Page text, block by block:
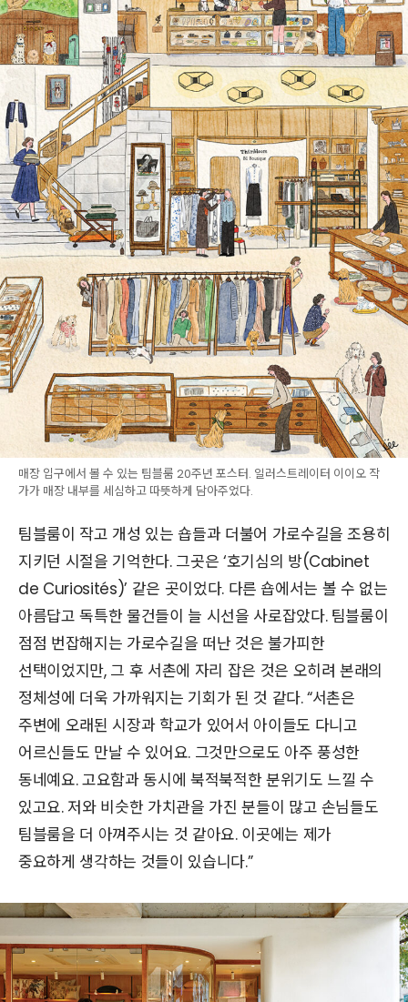
매장 입구에서 볼 수 있는 팀블룸 20주년 포스터. 일러스트레이터 이이오 작
가가 매장 내부를 세심하고 따뜻하게 담아주었다.
팀블룸이 작고 개성 있는 숍들과 더불어 가로수길을 조용히
지키던 시절을 기억한다. 그곳은 ‘호기심의 방(Cabinet
de Curiosités)’ 같은 곳이었다. 다른 숍에서는 볼 수 없는
아름답고 독특한 물건들이 늘 시선을 사로잡았다. 팀블룸이
점점 번잡해지는 가로수길을 떠난 것은 불가피한
선택이었지만, 그 후 서촌에 자리 잡은 것은 오히려 본래의
정체성에 더욱 가까워지는 기회가 된 것 같다. “서촌은
주변에 오래된 시장과 학교가 있어서 아이들도 다니고
어르신들도 만날 수 있어요. 그것만으로도 아주 풍성한
동네예요. 고요함과 동시에 북적북적한 분위기도 느낄 수
있고요. 저와 비슷한 가치관을 가진 분들이 많고 손님들도
팀블룸을 더 아껴주시는 것 같아요. 이곳에는 제가
중요하게 생각하는 것들이 있습니다.”